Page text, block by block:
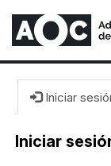
Iniciar
Iniciar